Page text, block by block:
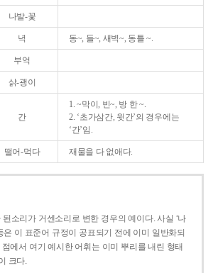
나발-꽃
녁 동~, 들~, 새벽~, 동틀 ~.
부억
삵-괭이
간
1. ~막이, 빈~, 방 한 ~.
2. ‘초가삼간, 윗간’의 경우에는
‘간’임.
떨어-먹다 재물을 다 없애다.
소리가 거센소리로 변한 경우의 예이다. 사실 ‘나
은 이 표준어 규정이 공표되기 전에 이미 일반화되
에서 여기 예시한 어휘는 이미 뿌리를 내린 형태
크다.